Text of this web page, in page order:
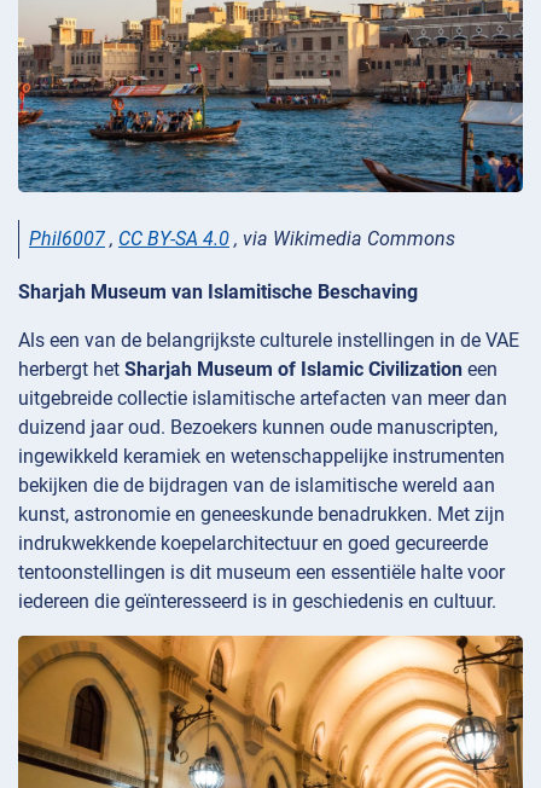
Phil6007 , CC BY-SA 4.0 , via Wikimedia Commons
Sharjah Museum van Islamitische Beschaving
Als een van de belangrijkste culturele instellingen in de VAE
herbergt het Sharjah Museum of Islamic Civilization een
uitgebreide collectie islamitische artefacten van meer dan
duizend jaar oud. Bezoekers kunnen oude manuscripten,
ingewikkeld keramiek en wetenschappelijke instrumenten
bekijken die de bijdragen van de islamitische wereld aan
kunst, astronomie en geneeskunde benadrukken. Met zijn
indrukwekkende koepelarchitectuur en goed gecureerde
tentoonstellingen is dit museum een essentiële halte voor
iedereen die geïnteresseerd is in geschiedenis en cultuur.